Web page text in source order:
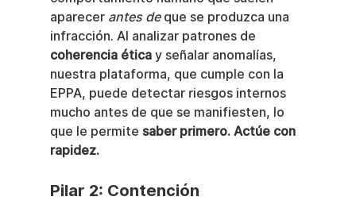
aparecer antes de que se produzca una
infracción. Al analizar patrones de
coherencia ética y señalar anomalías,
nuestra plataforma, que cumple con la
EPPA, puede detectar riesgos internos
mucho antes de que se manifiesten, lo
que le permite saber primero. Actúe con
rapidez.
Pilar 2: Contención